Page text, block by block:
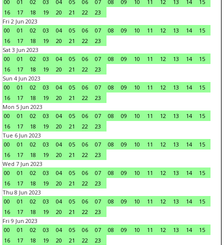
00
01 02 03 04 05 06 07 08 09 10 11 12 13 14
15
16
17 18 19 20 21 22
23
Fri 2 Jun 2023
00
01 02 03 04 05 06 07 08 09 10 11 12 13 14
15
16
17 18 19 20 21 22
23
Sat 3 Jun 2023
00
01 02 03 04 05 06 07 08 09 10 11 12 13 14
15
16
17 18 19 20 21 22
23
Sun 4 Jun 2023
00
01 02 03 04 05 06 07 08 09 10 11 12 13 14
15
16
17 18 19 20 21 22
23
Mon 5 Jun 2023
00
01 02 03 04 05 06 07 08 09 10 11 12 13 14
15
16
17 18 19 20 21 22
23
Tue 6 Jun 2023
00
01 02 03 04 05 06 07 08 09 10 11 12 13 14
15
16
17 18 19 20 21 22
23
Wed 7 Jun 2023
00
01 02 03 04 05 06 07 08 09 10 11 12 13 14
15
16
17 18 19 20 21 22
23
Thu 8 Jun 2023
00
01 02 03 04 05 06 07 08 09 10 11 12 13 14
15
16
17 18 19 20 21 22
23
Fri 9 Jun 2023
00
01 02 03 04 05 06 07 08 09 10 11 12 13 14
15
16
17 18 19 20 21 22
23